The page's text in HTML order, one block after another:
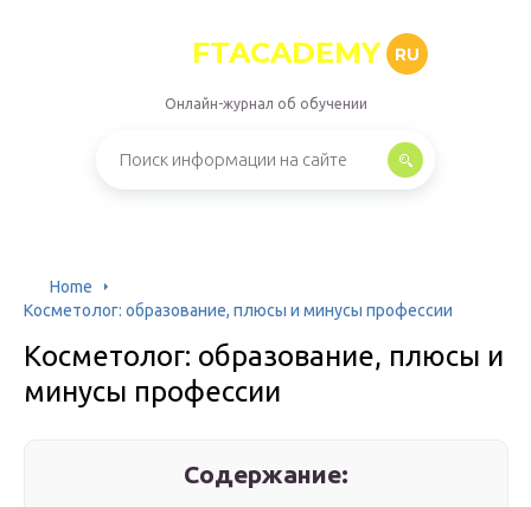
FTACADEMY RU
Онлайн-журнал об обучении
Home
Косметолог: образование, плюсы и минусы профессии
Косметолог: образование, плюсы и
минусы профессии
Содержание: